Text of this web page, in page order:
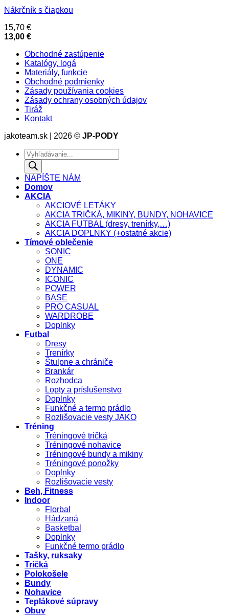
Nákrčník s čiapkou
15,70 €
13,00 €
Obchodné zastúpenie
Katalógy, logá
Materiály, funkcie
Obchodné podmienky
Zásady používania cookies
Zásady ochrany osobných údajov
Tiráž
Kontakt
jakoteam.sk | 2026 © JP-PODY
Products
search
NAPÍŠTE NÁM
Domov
AKCIA
AKCIOVÉ LETÁKY
AKCIA TRIČKÁ, MIKINY, BUNDY, NOHAVICE
AKCIA FUTBAL (dresy, trenírky,…)
AKCIA DOPLNKY (+ostatné akcie)
Tímové oblečenie
SONIC
ONE
DYNAMIC
ICONIC
POWER
BASE
PRO CASUAL
WARDROBE
Doplnky
Futbal
Dresy
Trenírky
Štulpne a chrániče
Brankár
Rozhodca
Lopty a príslušenstvo
Doplnky
Funkčné a termo prádlo
Rozlišovacie vesty JAKO
Tréning
Tréningové tričká
Tréningové nohavice
Tréningové bundy a mikiny
Tréningové ponožky
Doplnky
Rozlišovacie vesty
Beh, Fitness
Indoor
Florbal
Hádzaná
Basketbal
Doplnky
Funkčné termo prádlo
Tašky, ruksaky
Tričká
Polokošele
Bundy
Nohavice
Teplákové súpravy
Obuv